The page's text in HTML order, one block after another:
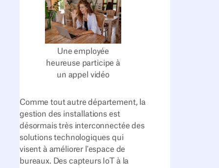
Une employée
heureuse participe à
un appel vidéo
Comme tout autre département, la
gestion des installations est
désormais très interconnectée des
solutions technologiques qui
visent à améliorer l'espace de
bureaux. Des capteurs IoT à la